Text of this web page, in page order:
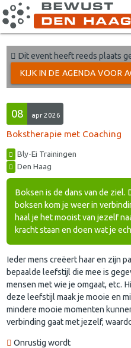
Dit event heeft reeds plaats
KIJK IN DE AGENDA VOOR
08 apr 2026
Bokstherapie met Coaching
Bly-Ei Trainingen
Den Haag
Boksen is de dans van de
boksen kom je weer in
haal je het mooist van jezelf
kracht staan en doen wat je
Ieder mens creëert haar en zijn
bepaalde leefstijl die mee is
mensen met wie je omgaat, etc.
deze leefstijl maak je mooie en
mindere mooie momenten
verbinding gaat met jezelf,
Onrustig wordt